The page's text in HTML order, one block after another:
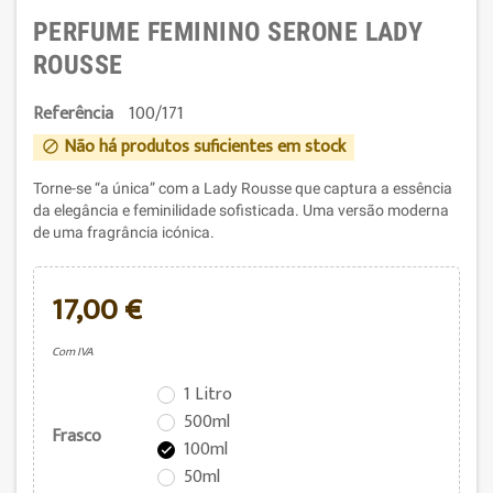
PERFUME FEMININO SERONE LADY
ROUSSE
Referência 100/171
 Não há produtos suficientes em stock
Torne-se “a única” com a Lady Rousse que captura a essência
da elegância e feminilidade sofisticada. Uma versão moderna
de uma fragrância icónica.
17,00 €
Com IVA
Frasco
1 Litro
500ml

100ml
50ml